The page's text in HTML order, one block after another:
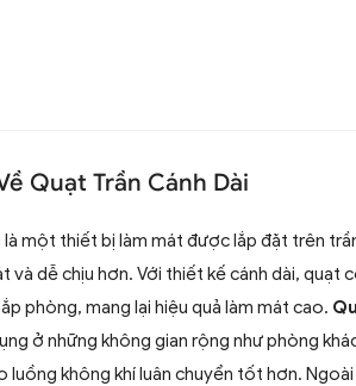
Quạt Trần Cánh Dài
là một thiết bị làm mát được lắp đặt trên
và dễ chịu hơn. Với thiết kế cánh dài, quạt
phòng, mang lại hiệu quả làm mát cao.
ở những không gian rộng như phòng
luồng không khí luân chuyển tốt hơn.